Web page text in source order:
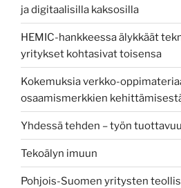
ja digitaalisilla kaksosilla
HEMIC-hankkeessa älykkäät
yritykset kohtasivat toisensa
Kokemuksia verkko-
osaamismerkkien
Yhdessä tehden – työn
Tekoälyn imuun
Pohjois-Suomen yritysten